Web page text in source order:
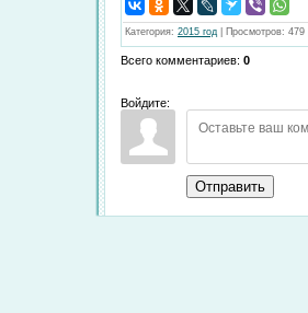
Категория: 2015 год Просмотров: 479
Всего комментариев: 0
Войдите:
Отправить